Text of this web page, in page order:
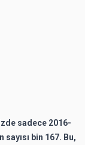
sadece 2016-
bin 167. Bu,